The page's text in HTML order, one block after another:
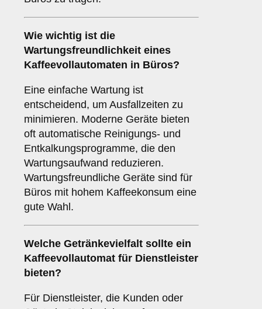
Wie wichtig ist die
Wartungsfreundlichkeit eines
Kaffeevollautomaten in Büros?
Eine einfache Wartung ist
entscheidend, um Ausfallzeiten zu
minimieren. Moderne Geräte bieten
oft automatische Reinigungs- und
Entkalkungsprogramme, die den
Wartungsaufwand reduzieren.
Wartungsfreundliche Geräte sind für
Büros mit hohem Kaffeekonsum eine
gute Wahl.
Welche Getränkevielfalt sollte ein
Kaffeevollautomat für Dienstleister
bieten?
Für Dienstleister, die Kunden oder